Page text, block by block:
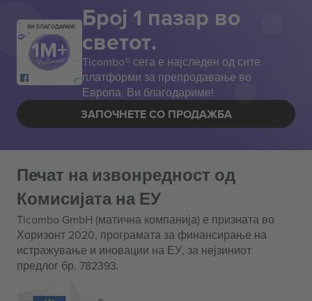
ВИ БЛАГОДАРАМ! Број 1 пазар во
светот.
Ticombo® сега е најследен од сите
платформи за препродавање во
Европа. Ви благодариме!
ЗАПОЧНЕТЕ СО ПРОДАЖБА
Печат на извонредност од
Комисијата на ЕУ
Ticombo GmbH (матична компанија) е призната во
Хоризонт 2020, програмата за финансирање на
истражување и иновации на ЕУ, за нејзиниот
предлог бр. 782393.